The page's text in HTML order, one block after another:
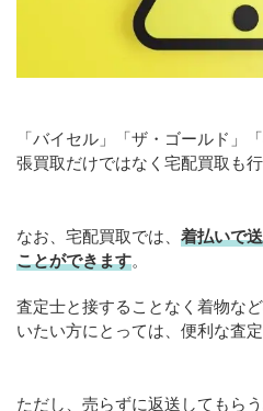
「バイセル」「ザ・ゴールド」
張買取だけではなく宅配買取も行
なお、宅配買取では、 着払いで
ことができます。
査定士と接することなく着物な
いたい方にとっては、便利な査定
ただし、売らずに返送してもらう